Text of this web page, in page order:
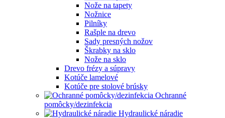
Nože na tapety
Nožnice
Pilníky
Rašple na drevo
Sady presných nožov
Škrabky na sklo
Nože na sklo
Drevo frézy a súpravy
Kotúče lamelové
Kotúče pre stolové brúsky
Ochranné
pomôcky/dezinfekcia
Hydraulické náradie